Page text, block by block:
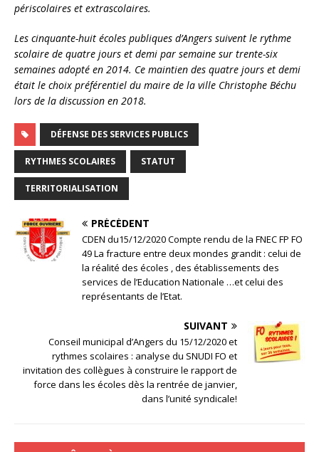
périscolaires et extrascolaires.
Les cinquante-huit écoles publiques d’Angers suivent le rythme
scolaire de quatre jours et demi par semaine sur trente-six
semaines adopté en 2014. Ce maintien des quatre jours et demi
était le choix préférentiel du maire de la ville Christophe Béchu
lors de la discussion en 2018.
DÉFENSE DES SERVICES PUBLICS
RYTHMES SCOLAIRES STATUT
TERRITORIALISATION
PRÉCÉDENT
CDEN du15/12/2020 Compte rendu de la FNEC FP FO
49 La fracture entre deux mondes grandit : celui de
la réalité des écoles , des établissements des
services de l’Education Nationale …et celui des
représentants de l’Etat.
SUIVANT
Conseil municipal d’Angers du 15/12/2020 et
rythmes scolaires : analyse du SNUDI FO et
invitation des collègues à construire le rapport de
force dans les écoles dès la rentrée de janvier,
dans l’unité syndicale!